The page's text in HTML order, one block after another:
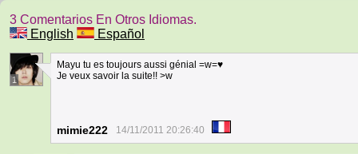
3 Comentarios En Otros Idiomas.
English
Español
1
Mayu tu es toujours aussi génial =w=♥
Je veux savoir la suite!! >w
mimie222 14/11/2011 20:26:40